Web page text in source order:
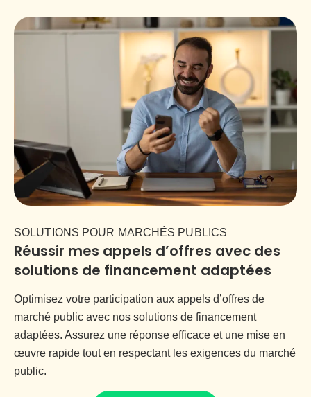
SOLUTIONS POUR MARCHÉS PUBLICS
Réussir mes appels d’offres avec des
solutions de financement adaptées
Optimisez votre participation aux appels d’offres de
marché public avec nos solutions de financement
adaptées. Assurez une réponse efficace et une mise en
œuvre rapide tout en respectant les exigences du marché
public.